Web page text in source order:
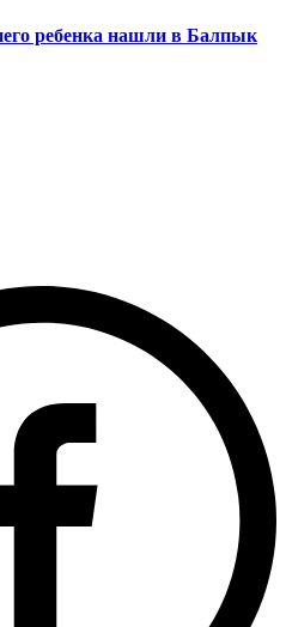
ребенка нашли в Балпык